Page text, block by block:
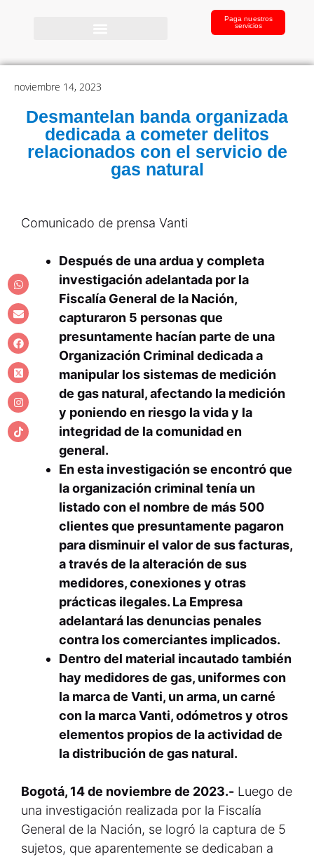
Paga nuestros
servicios
noviembre 14, 2023
Desmantelan banda organizada
dedicada a cometer delitos
relacionados con el servicio de
gas natural
Comunicado de prensa Vanti
Después de una ardua y completa
investigación adelantada por la
Fiscalía General de la Nación,
capturaron 5 personas que
presuntamente hacían parte de una
Organización Criminal dedicada a
manipular los sistemas de medición
de gas natural, afectando la medición
y poniendo en riesgo la vida y la
integridad de la comunidad en
general.
En esta investigación se encontró que
la organización criminal tenía un
listado con el nombre de más 500
clientes que presuntamente pagaron
para disminuir el valor de sus facturas,
a través de la alteración de sus
medidores, conexiones y otras
prácticas ilegales. La Empresa
adelantará las denuncias penales
contra los comerciantes implicados.
Dentro del material incautado también
hay medidores de gas, uniformes con
la marca de Vanti, un arma, un carné
con la marca Vanti, odómetros y otros
elementos propios de la actividad de
la distribución de gas natural.
Bogotá, 14 de noviembre de 2023.- Luego de
una investigación realizada por la Fiscalía
General de la Nación, se logró la captura de 5
sujetos, que aparentemente se dedicaban a